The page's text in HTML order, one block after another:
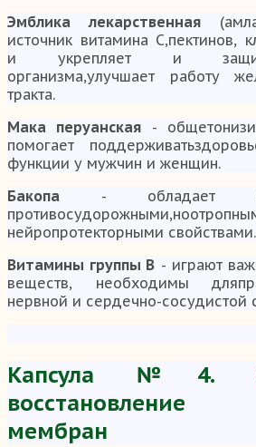
Эмблика лекарственная
источник витамина С,пектинов,
и укрепляет и
организма,улучшает работу
тракта.
Мака перуанская -
помогает
функции у мужчин и женщин.
Бакопа - обладает
нейропротекторными свойствами.
Витамины группы В - играют
веществ, необходимы
нервной и сердечно-сосудистой
Капсула №4.
восстановление
мембран